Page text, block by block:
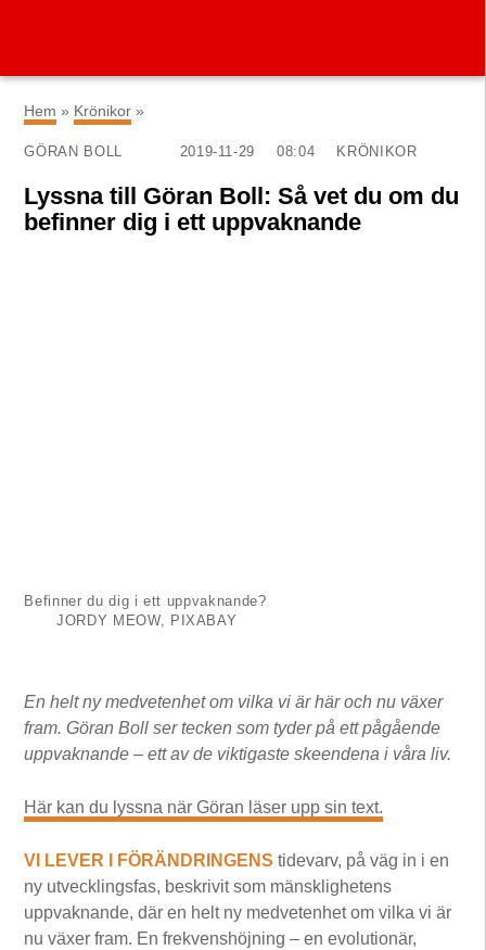
Hem » Krönikor »
GÖRAN BOLL 2019-11-29 08:04 KRÖNIKOR
Lyssna till Göran Boll: Så vet du om du
befinner dig i ett uppvaknande
Befinner du dig i ett uppvaknande?
JORDY MEOW, PIXABAY
En helt ny medvetenhet om vilka vi är här och nu växer
fram. Göran Boll ser tecken som tyder på ett pågående
uppvaknande – ett av de viktigaste skeendena i våra liv.
Här kan du lyssna när Göran läser upp sin text.
VI LEVER I FÖRÄNDRINGENS tidevarv, på väg in i en
ny utvecklingsfas, beskrivit som mänsklighetens
uppvaknande, där en helt ny medvetenhet om vilka vi är
nu växer fram. En frekvenshöjning – en evolutionär,